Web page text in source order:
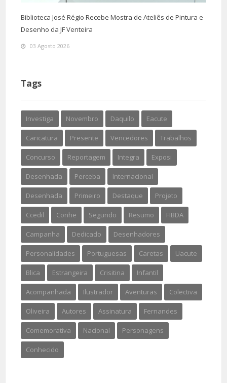
Biblioteca José Régio Recebe Mostra de Ateliês de Pintura e
Desenho da JF Venteira
03 Agosto 2026
Tags
Investiga Novembro Daquilo Eacute
Caricatura Presente Vencedores Trabalhos
Concurso Reportagem Integra Exposi
Desenhada Perceba Internacional
Desenhada Primeiro Destaque Projeto
Ccedil Conhe Segundo Resumo FIBDA
Campanha Dedicado Desenhadores
Personalidades Portuguesas Caretas Uacute
Blica Estrangeira Crisitina Infantil
Acompanhada Ilustrador Aventuras Colectiva
Oliveira Autores Assinatura Fernandes
Comemorativa Nacional Personagens
Conhecido